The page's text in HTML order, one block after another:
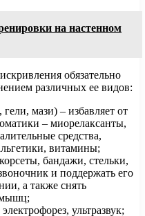
на настенном
обязательно
различных ее видов:
мази) – избавляет от
– миорелаксанты,
средства,
витамины;
бандажи, стельки,
и поддержать его
а также снять
ультразвук;